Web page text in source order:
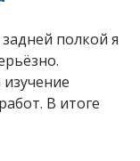
полкой я
В итоге